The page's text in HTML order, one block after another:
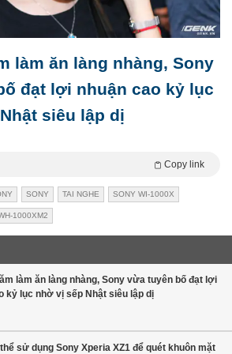
làm ăn làng nhàng, Sony
đạt lợi nhuận cao kỷ lục
siêu lập dị
Copy link
SONY TAI NGHE SONY WI-1000X
1000XM2
làm ăn làng nhàng, Sony vừa tuyên bố đạt lợi
kỷ lục nhờ vị sếp Nhật siêu lập dị
sử dụng Sony Xperia XZ1 để quét khuôn mặt